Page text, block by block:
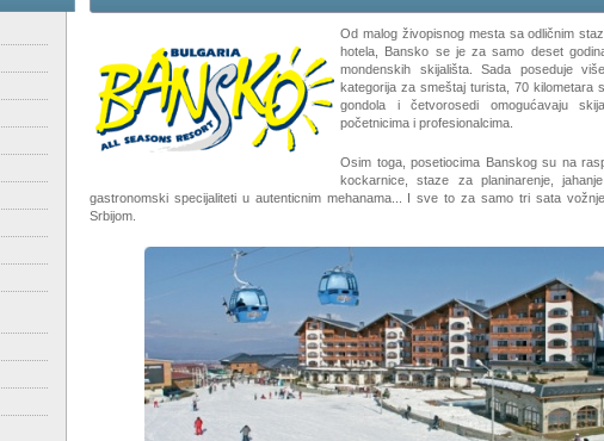
Od malog živopisnog mesta sa odličnim
hotela, Bansko se je za samo deset
mondenskih skijališta. Sada poseduje
kategorija za smeštaj turista, 70 kilometara
gondola i četvorosedi omogućavaju
početnicima i profesionalcima.
Osim toga, posetiocima Banskog su na
kockarnice, staze za planinarenje,
gastronomski specijaliteti u autenticnim mehanama... I sve to za samo tri sata
Srbijom.